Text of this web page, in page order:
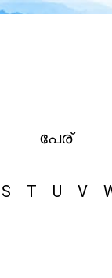
പേര്
S T U V